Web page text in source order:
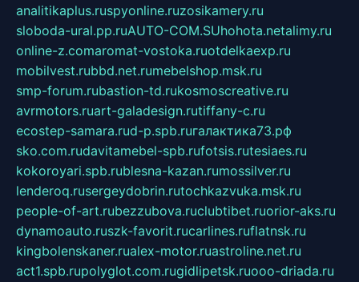
analitikaplus.ruspyonline.ruzosikamery.ru
sloboda-ural.pp.ruAUTO-COM.SUhohota.netalimy.ru
online-z.comaromat-vostoka.ruotdelkaexp.ru
mobilvest.rubbd.net.rumebelshop.msk.ru
smp-forum.rubastion-td.rukosmoscreative.ru
avrmotors.ruart-galadesign.rutiffany-c.ru
ecostep-samara.rud-p.spb.ruгалактика73.рф
sko.com.rudavitamebel-spb.rufotsis.rutesiaes.ru
kokoroyari.spb.rublesna-kazan.rumossilver.ru
lenderoq.rusergeydobrin.rutochkazvuka.msk.ru
people-of-art.rubezzubova.ruclubtibet.ruorior-aks.ru
dynamoauto.ruszk-favorit.rucarlines.ruflatnsk.ru
kingbolenskaner.rualex-motor.ruastroline.net.ru
act1.spb.rupolyglot.com.rugidlipetsk.ruooo-driada.ru